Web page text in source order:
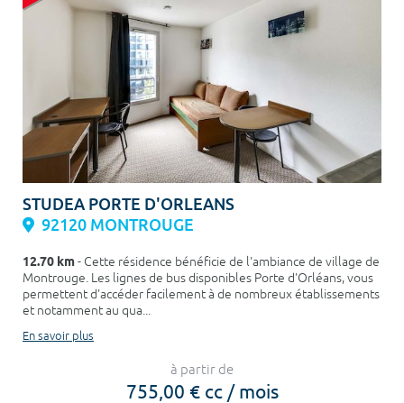
STUDEA PORTE D'ORLEANS
92120 MONTROUGE
12.70 km- Cette résidence bénéficie de l'ambiance de village de
Montrouge. Les lignes de bus disponibles Porte d'Orléans, vous
permettent d'accéder facilement à de nombreux établissements
et notamment au qua...
En savoir plus
à partir de
755,00 € cc / mois